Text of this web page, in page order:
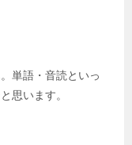
単語・音読といっ
思います。